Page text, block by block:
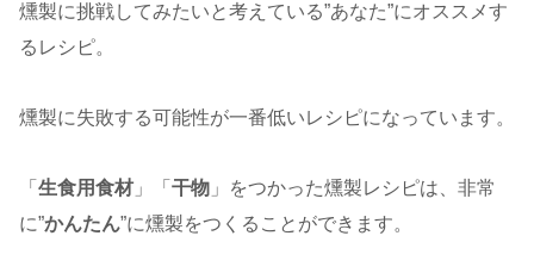
燻製に挑戦してみたいと考えている”あなた”にオススメす
るレシピ。
燻製に失敗する可能性が一番低いレシピになっています。
「 生食用食材 」「 干物 」をつかった燻製レシピは、非常
に”かんたん”に燻製をつくることができます。